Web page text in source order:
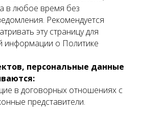
в любое время без
Рекомендуется
эту страницу для
информации о Политике
персональные данные
в договорных отношениях с
представители.